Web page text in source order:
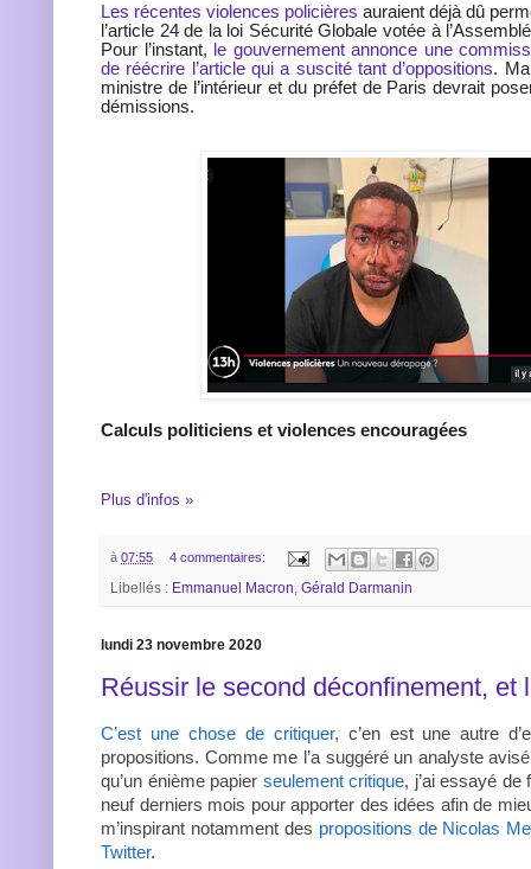
Les récentes violences policières auraient déjà dû
l’article 24 de la loi Sécurité Globale votée à
Pour l’instant, le gouvernement annonce une
de réécrire l’article qui a suscité tant d’oppositions.
ministre de l’intérieur et du préfet de Paris devrait
démissions.
Calculs politiciens et violences encouragées
Plus d'infos »
à 07:55 4 commentaires:
Libellés : Emmanuel Macron Gérald Darmanin
lundi 23 novembre 2020
Réussir le second déconfinement, et
C’est une chose de critiquer, c’en est une autre
propositions. Comme me l’a suggéré un analyste
qu’un énième papier seulement critique, j’ai essayé de
neuf derniers mois pour apporter des idées afin de
m’inspirant notamment des propositions de Nicolas
Twitter.